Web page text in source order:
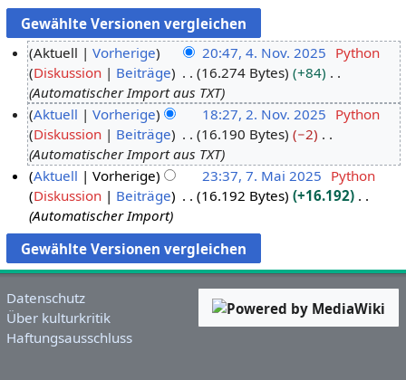
N
e
r
0
2
5
Aktuell Vorherige 20:47, 4. Nov. 2025 Python
Diskussion
Beiträge 16.274 Bytes
+84
Automatischer Import aus TXT
N
e
m
e
r
2
Aktuell Vorherige 18:27, 2. Nov. 2025 Python
Diskussion
Beiträge 16.190 Bytes
−2
Automatischer Import aus TXT
M
a
2
0
2
Aktuell Vorherige 23:37, 7. Mai 2025 Python
Diskussion
Beiträge 16.192 Bytes
+16.192
Automatischer Import
Datenschutz
Über kulturkritik
Haftungsausschluss